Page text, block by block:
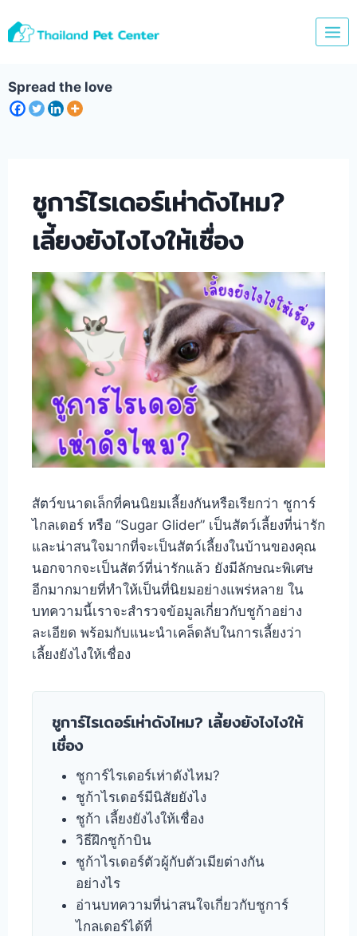
to
Spread the love
ชูการ์ไรเดอร์เห่าดังไหม?
เลี้ยงยังไงไงให้เชื่อง
สัตว์ขนาดเล็กที่คนนิยมเลี้ยงกันหรือเรียกว่า ชูการ์
ไกลเดอร์ หรือ “Sugar Glider” เป็นสัตว์เลี้ยงที่น่ารัก
และน่าสนใจมากที่จะเป็นสัตว์เลี้ยงในบ้านของคุณ
นอกจากจะเป็นสัตว์ที่น่ารักแล้ว ยังมีลักษณะพิเศษ
อีกมากมายที่ทำให้เป็นที่นิยมอย่างแพร่หลาย ใน
บทความนี้เราจะสำรวจข้อมูลเกี่ยวกับชูก้าอย่าง
ละเอียด พร้อมกับแนะนำเคล็ดลับในการเลี้ยงว่า
เลี้ยงยังไงให้เชื่อง
ชูการ์ไรเดอร์เห่าดังไหม? เลี้ยงยังไงไงให้
เชื่อง
ชูการ์ไรเดอร์เห่าดังไหม?
ชูก้าไรเดอร์มีนิสัยยังไง
ชูก้า เลี้ยงยังไงให้เชื่อง
วิธีฝึกชูก้าบิน
ชูก้าไรเดอร์ตัวผู้กับตัวเมียต่างกัน
อย่างไร
อ่านบทความที่น่าสนใจเกี่ยวกับชูการ์
ไกลเดอร์ได้ที่